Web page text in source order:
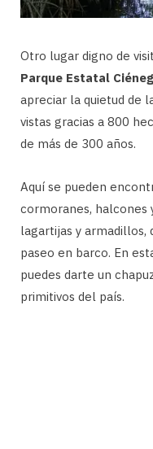
Otro lugar digno de
Parque Estatal
apreciar la quietud de
vistas gracias a 800
de más de 300 años.
Aquí se pueden
cormoranes, halcones
lagartijas y armadillos,
paseo en barco. En
puedes darte un
primitivos del país.